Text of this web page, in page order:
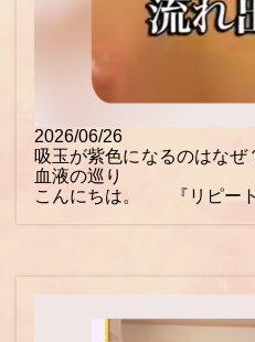
2026/06/26
吸玉が紫色になるのはなぜ
血液の巡り
こんにちは。 『リピー